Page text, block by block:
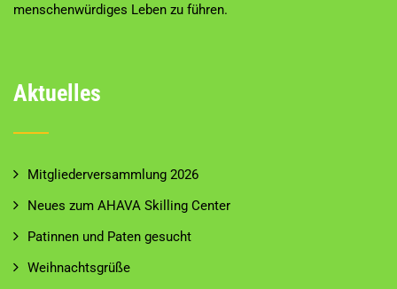
menschenwürdiges Leben zu führen.
Aktuelles
Mitgliederversammlung 2026
Neues zum AHAVA Skilling Center
Patinnen und Paten gesucht
Weihnachtsgrüße